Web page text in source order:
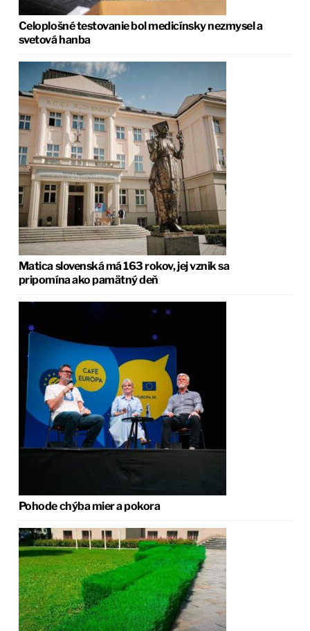
Celoplošné testovanie bol medicínsky nezmysel a
svetová hanba
Matica slovenská má 163 rokov, jej vznik sa
pripomína ako pamätný deň
Pohode chýba mier a pokora